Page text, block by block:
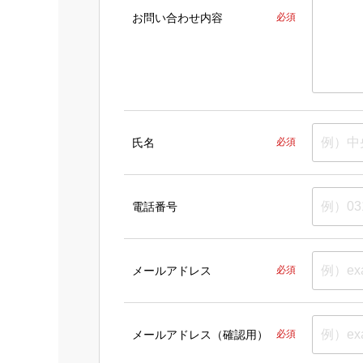
お問い合わせ内容 必須
氏名 必須
電話番号
メールアドレス 必須
メールアドレス（確認用） 必須